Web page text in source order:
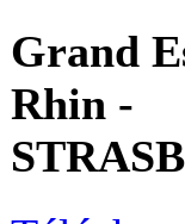
Grand
Rhin -